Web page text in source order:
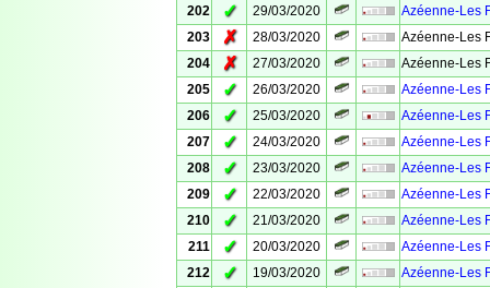
202
✓ 29/03/2020
Azéenne-Les
203
✗ 28/03/2020
Azéenne-Les
204
✗ 27/03/2020
Azéenne-Les
205
✓ 26/03/2020
Azéenne-Les
206
✓ 25/03/2020
Azéenne-Les
207
✓ 24/03/2020
Azéenne-Les
208
✓ 23/03/2020
Azéenne-Les
209
✓ 22/03/2020
Azéenne-Les
210
✓ 21/03/2020
Azéenne-Les
211
✓ 20/03/2020
Azéenne-Les
212
✓ 19/03/2020
Azéenne-Les